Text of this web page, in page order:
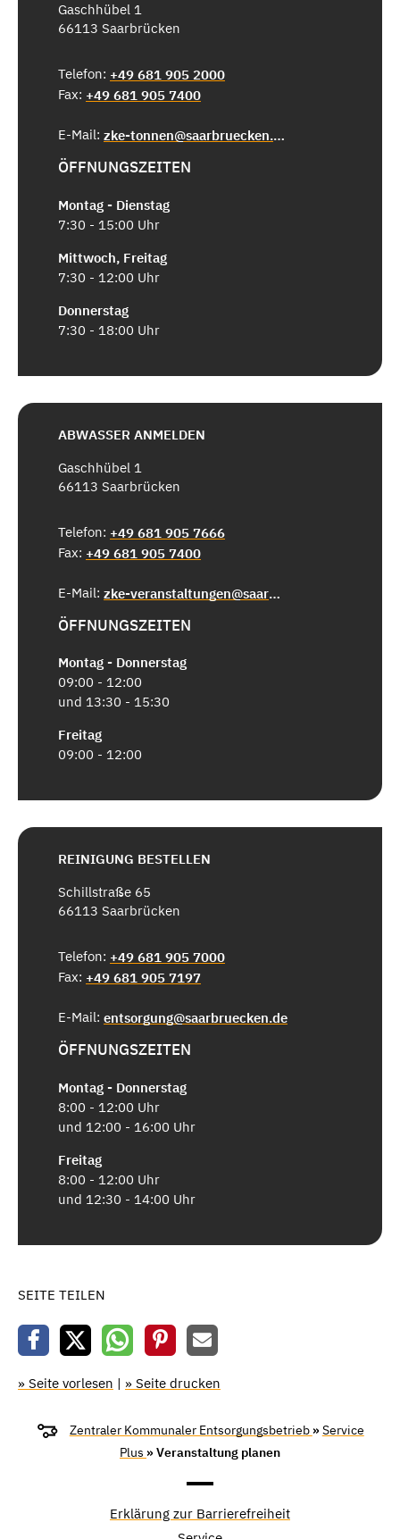
Gaschhübel 1
66113 Saarbrücken
Telefon: +49 681 905 2000
Fax: +49 681 905 7400
E-Mail: zke-tonnen@saarbruecken.de
ÖFFNUNGSZEITEN
Montag - Dienstag
7:30 - 15:00 Uhr
Mittwoch, Freitag
7:30 - 12:00 Uhr
Donnerstag
7:30 - 18:00 Uhr
ABWASSER ANMELDEN
Gaschhübel 1
66113 Saarbrücken
Telefon: +49 681 905 7666
Fax: +49 681 905 7400
E-Mail: zke-veranstaltungen@saarbruecken.de
ÖFFNUNGSZEITEN
Montag - Donnerstag
09:00 - 12:00
und 13:30 - 15:30
Freitag
09:00 - 12:00
REINIGUNG BESTELLEN
Schillstraße 65
66113 Saarbrücken
Telefon: +49 681 905 7000
Fax: +49 681 905 7197
E-Mail: entsorgung@saarbruecken.de
ÖFFNUNGSZEITEN
Montag - Donnerstag
8:00 - 12:00 Uhr
und 12:00 - 16:00 Uhr
Freitag
8:00 - 12:00 Uhr
und 12:30 - 14:00 Uhr
SEITE TEILEN
» Seite vorlesen | » Seite drucken
Zentraler Kommunaler Entsorgungsbetrieb »Service
Plus » Veranstaltung planen
Erklärung zur Barrierefreiheit